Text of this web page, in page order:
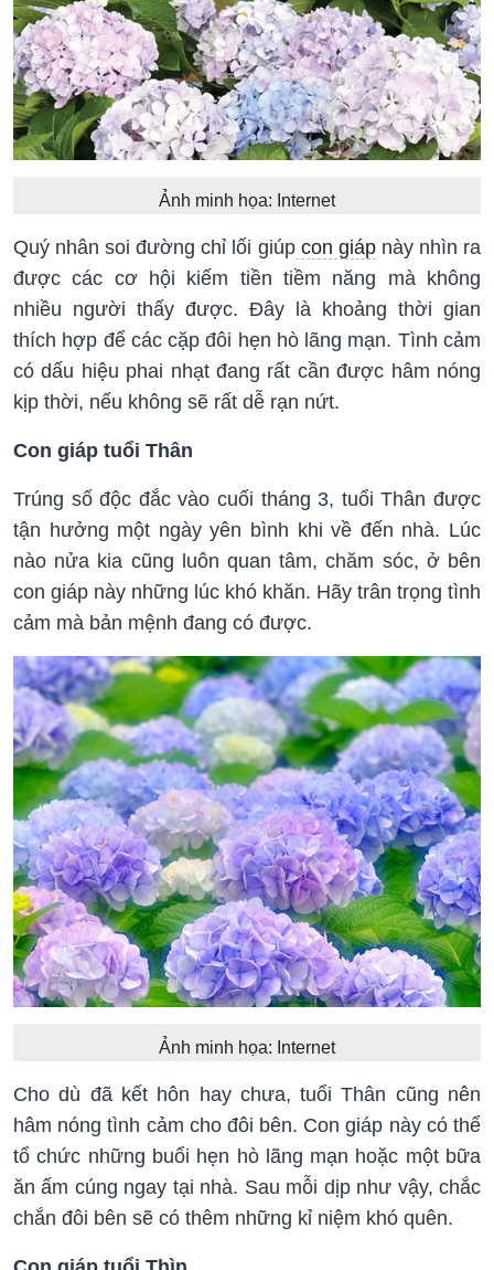
Ảnh minh họa: Internet
Quý nhân soi đường chỉ lối giúpcon giápnày nhìn ra
được các cơ hội kiếm tiền tiềm năng mà không
nhiều người thấy được. Đây là khoảng thời gian
thích hợp để các cặp đôi hẹn hò lãng mạn. Tình cảm
có dấu hiệu phai nhạt đang rất cần được hâm nóng
kịp thời, nếu không sẽ rất dễ rạn nứt.
Con giáp tuổi Thân
Trúng số độc đắc vào cuối tháng 3, tuổi Thân được
tận hưởng một ngày yên bình khi về đến nhà. Lúc
nào nửa kia cũng luôn quan tâm, chăm sóc, ở bên
con giáp này những lúc khó khăn. Hãy trân trọng tình
cảm mà bản mệnh đang có được.
Ảnh minh họa: Internet
Cho dù đã kết hôn hay chưa, tuổi Thân cũng nên
hâm nóng tình cảm cho đôi bên. Con giáp này có thể
tổ chức những buổi hẹn hò lãng mạn hoặc một bữa
ăn ấm cúng ngay tại nhà. Sau mỗi dịp như vậy, chắc
chắn đôi bên sẽ có thêm những kỉ niệm khó quên.